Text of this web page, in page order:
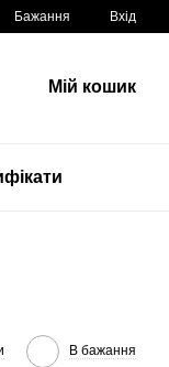
Бажання Вхід
Мій кошик
В бажання